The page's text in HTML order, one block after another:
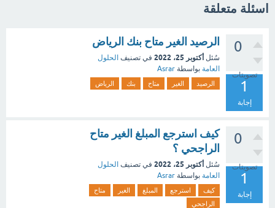
اسئلة متعلقة
0
تصويتات
1
إجابة
الرصيد الغير متاح بنك الرياض
سُئل أكتوبر 25، 2022 في تصنيف الحلول
العامة بواسطة Asrar
الرصيد الغير متاح بنك الرياض
0
تصويتات
1
إجابة
كيف استرجع المبلغ الغير متاح
الراجحي ؟
سُئل أكتوبر 25، 2022 في تصنيف الحلول
العامة بواسطة Asrar
كيف استرجع المبلغ الغير
متاح
الراجحي